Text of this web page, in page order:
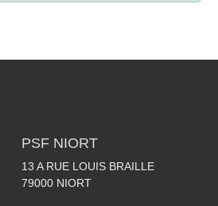
PSF NIORT
13 A RUE LOUIS BRAILLE
79000 NIORT